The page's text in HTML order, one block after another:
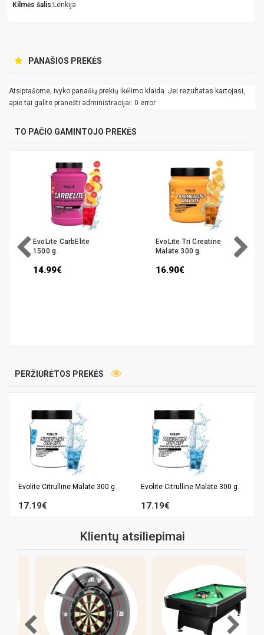
Kilmės šalis:Lenkija
PANAŠIOS PREKĖS
Atsiprašome, ivyko panašių prekių ikėlimo klaida. Jei rezultatas kartojasi,
apie tai galite pranešti administracijai: 0 error
TO PAČIO GAMINTOJO PREKĖS
EvoLite CarbElite
1500 g.
14.99€
EvoLite Tri Creatine
Malate 300 g.
16.90€
PERŽIŪRĖTOS PREKĖS
Evolite Citrulline Malate 300 g.
17.19€
Evolite Citrulline Malate 300 g.
17.19€
Klientų atsiliepimai